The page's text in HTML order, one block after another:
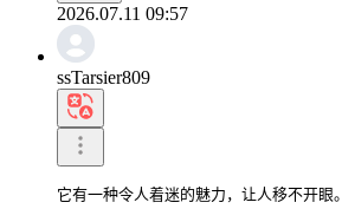
2026.07.11 09:57
ssTarsier809
它有一种令人着迷的魅力，让人移不开眼。